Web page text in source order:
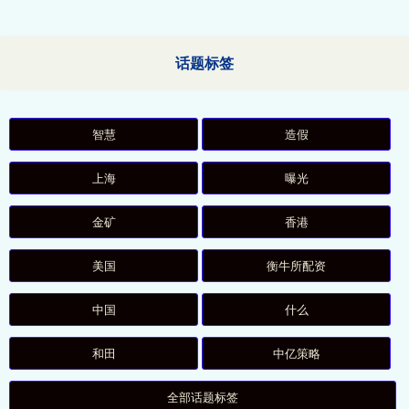
话题标签
智慧 造假
上海 曝光
金矿 香港
美国 衡牛所配资
中国 什么
和田 中亿策略
全部话题标签